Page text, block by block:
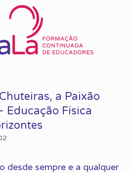
a Paixão
Educação Física
desde sempre e a qualquer